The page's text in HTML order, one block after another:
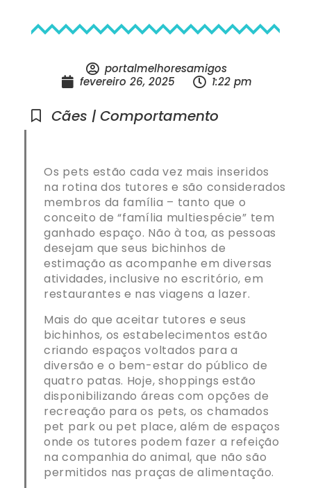
portalmelhoresamigos
fevereiro 26, 2025
1:22 pm
Cães | Comportamento
Os pets estão cada vez mais inseridos
na rotina dos tutores e são considerados
membros da família – tanto que o
conceito de “família multiespécie” tem
ganhado espaço. Não à toa, as pessoas
desejam que seus bichinhos de
estimação as acompanhe em diversas
atividades, inclusive no escritório, em
restaurantes e nas viagens a lazer.
Mais do que aceitar tutores e seus
bichinhos, os estabelecimentos estão
criando espaços voltados para a
diversão e o bem-estar do público de
quatro patas. Hoje, shoppings estão
disponibilizando áreas com opções de
recreação para os pets, os chamados
pet park ou pet place, além de espaços
onde os tutores podem fazer a refeição
na companhia do animal, que não são
permitidos nas praças de alimentação.